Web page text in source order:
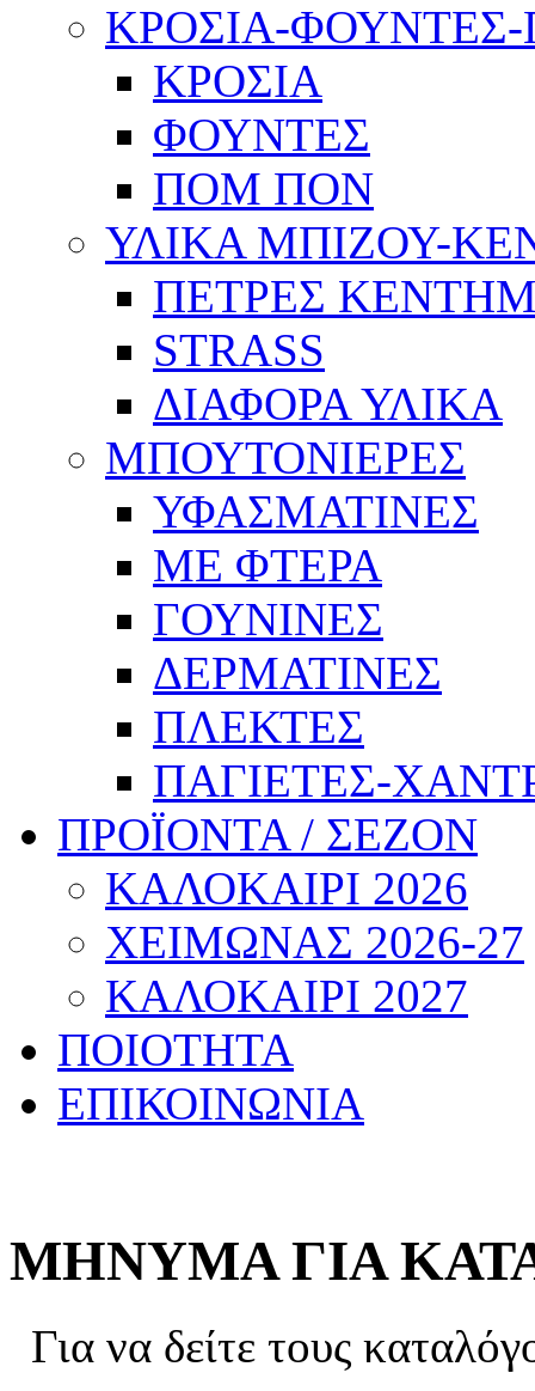
ΚΡΟΣΙΑ-
ΚΡΟΣΙΑ
ΦΟΥΝΤΕΣ
ΠΟΜ ΠΟΝ
ΥΛΙΚΑ ΜΠΙΖΟΥ-
ΠΕΤΡΕΣ
STRASS
ΔΙΑΦΟΡΑ ΥΛΙΚΑ
ΜΠΟΥΤΟΝΙΕΡΕΣ
ΥΦΑΣΜΑΤΙΝΕΣ
ΜΕ ΦΤΕΡΑ
ΓΟΥΝΙΝΕΣ
ΔΕΡΜΑΤΙΝΕΣ
ΠΛΕΚΤΕΣ
ΠΑΓΙΕΤΕΣ-
ΠΡΟΪΟΝΤΑ / ΣΕΖΟΝ
ΚΑΛΟΚΑΙΡΙ 2026
ΧΕΙΜΩΝΑΣ 2026-27
ΚΑΛΟΚΑΙΡΙ 2027
ΠΟΙΟΤΗΤΑ
ΕΠΙΚΟΙΝΩΝΙΑ
ΜΗΝΥΜΑ ΓΙΑ
Για να δείτε τους